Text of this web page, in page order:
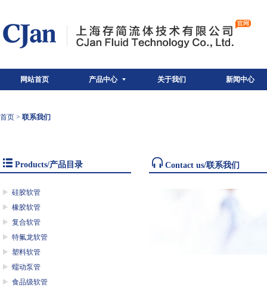
网站首页 产品中心 关于我们 新闻中心
首页 > 联系我们
Products/产品目录
硅胶软管
橡胶软管
复合软管
特氟龙软管
塑料软管
蠕动泵管
食品级软管
Contact us/联系我们